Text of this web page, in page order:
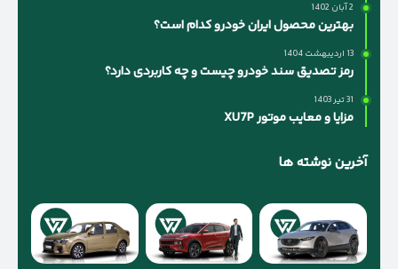
2 آبان 1402
بهترین محصول ایران خودرو کدام است؟
13 اردیبهشت 1404
رمز تصدیق سند خودرو چیست و چه کاربردی دارد؟
31 تیر 1403
مزایا و معایب موتور XU7P
آخرین نوشته ها